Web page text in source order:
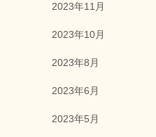
2023年11月
2023年10月
2023年8月
2023年6月
2023年5月